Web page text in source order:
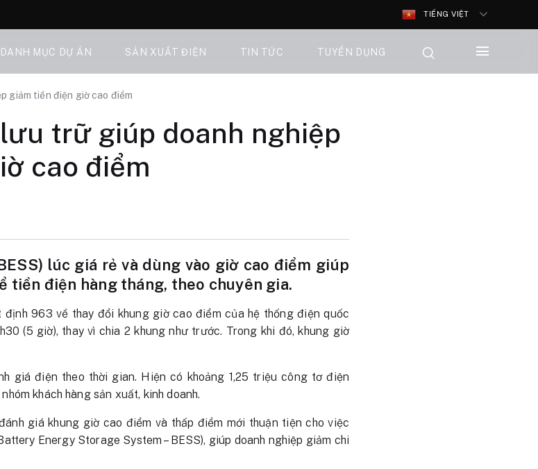
TIẾNG VIỆT
DANH MỤC DỰ ÁN SẢN XUẤT ĐIỆN TIN TỨC TUYỂN DỤNG
giảm tiền điện giờ cao điểm
trữ giúp doanh nghiệp
cao điểm
lúc giá rẻ và dùng vào giờ cao điểm giúp
tiền điện hàng tháng, theo chuyên gia.
963 về thay đổi khung giờ cao điểm của hệ thống điện quốc
(5 giờ), thay vì chia 2 khung như trước. Trong khi đó, khung giờ
giá điện theo thời gian. Hiện có khoảng 1,25 triệu công tơ điện
khách hàng sản xuất, kinh doanh.
giá khung giờ cao điểm và thấp điểm mới thuận tiện cho việc
Energy Storage System – BESS), giúp doanh nghiệp giảm chi